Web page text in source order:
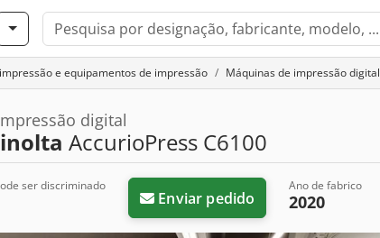
e equipamentos de impressão Máquinas de impressão digital
digital
AccurioPress C6100
ser discriminado
Enviar pedido
Ano de fabrico
2020